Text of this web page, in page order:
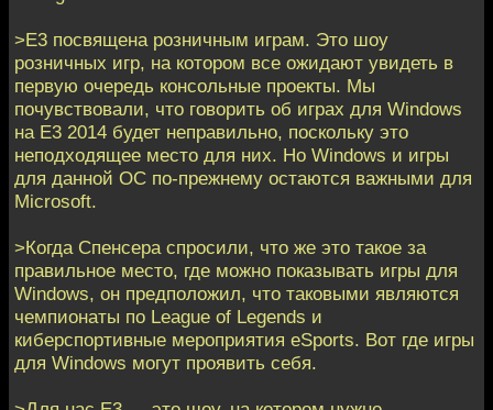
>E3 посвящена розничным играм. Это шоу
розничных игр, на котором все ожидают увидеть в
первую очередь консольные проекты. Мы
почувствовали, что говорить об играх для Windows
на E3 2014 будет неправильно, поскольку это
неподходящее место для них. Но Windows и игры
для данной ОС по-прежнему остаются важными для
Microsoft.
>Когда Спенсера спросили, что же это такое за
правильное место, где можно показывать игры для
Windows, он предположил, что таковыми являются
чемпионаты по League of Legends и
киберспортивные мероприятия eSports. Вот где игры
для Windows могут проявить себя.